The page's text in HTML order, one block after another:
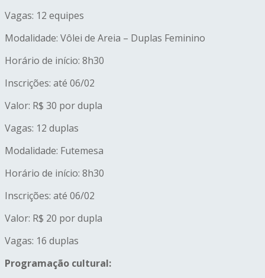
Vagas: 12 equipes
Modalidade: Vôlei de Areia – Duplas Feminino
Horário de início: 8h30
Inscrições: até 06/02
Valor: R$ 30 por dupla
Vagas: 12 duplas
Modalidade: Futemesa
Horário de início: 8h30
Inscrições: até 06/02
Valor: R$ 20 por dupla
Vagas: 16 duplas
Programação cultural: